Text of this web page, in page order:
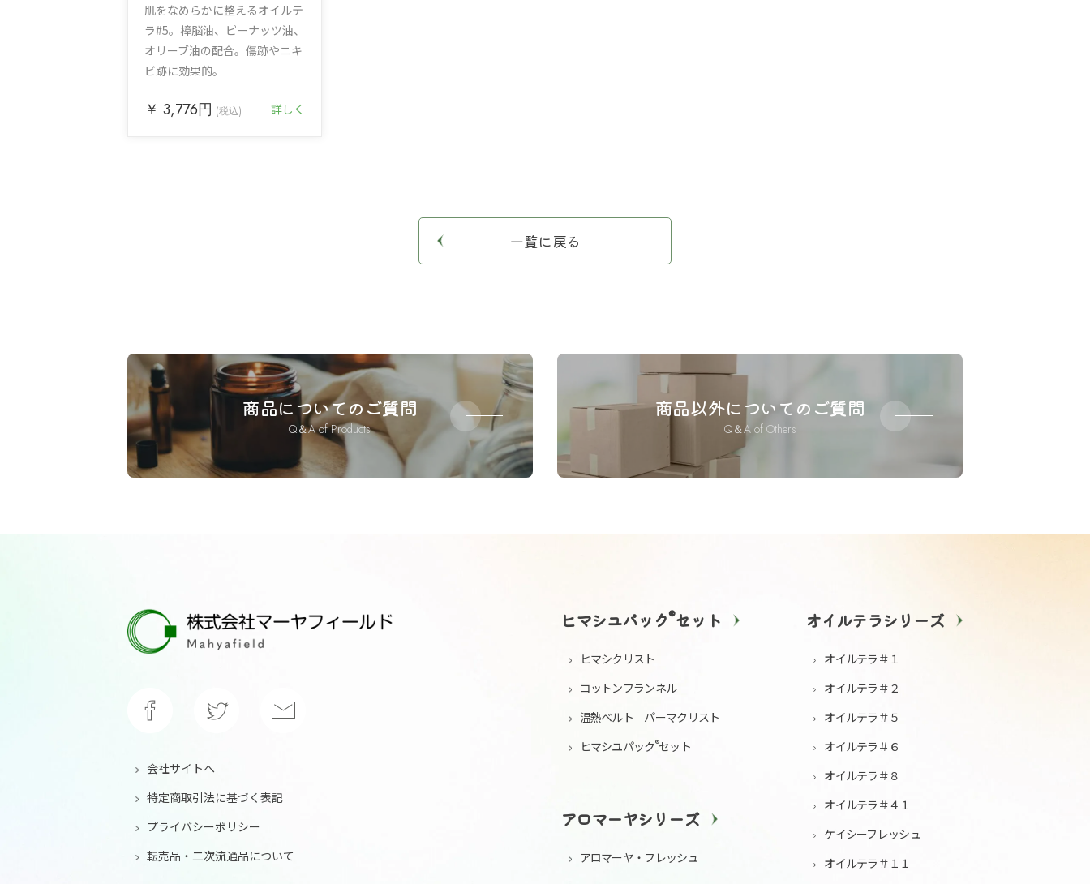
肌をなめらかに整えるオイルテ
ラ#5。樟脳油、ピーナッツ油、
オリーブ油の配合。傷跡やニキ
ビ跡に効果的。
￥ 3,776円 (税込) 詳しく
一覧に戻る
商品についてのご質問
Q＆A of Products
商品以外についてのご質問
Q＆A of Others
会社サイトへ
特定商取引法に基づく表記
プライバシーポリシー
転売品・二次流通品について
ヒマシユパック®セット
ヒマシクリスト
コットンフランネル
温熱ベルト パーマクリスト
ヒマシユパック®セット
アロマーヤシリーズ
アロマーヤ・フレッシュ
オイルテラシリーズ
オイルテラ＃１
オイルテラ＃２
オイルテラ＃５
オイルテラ＃６
オイルテラ＃８
オイルテラ＃４１
ケイシーフレッシュ
オイルテラ＃１１